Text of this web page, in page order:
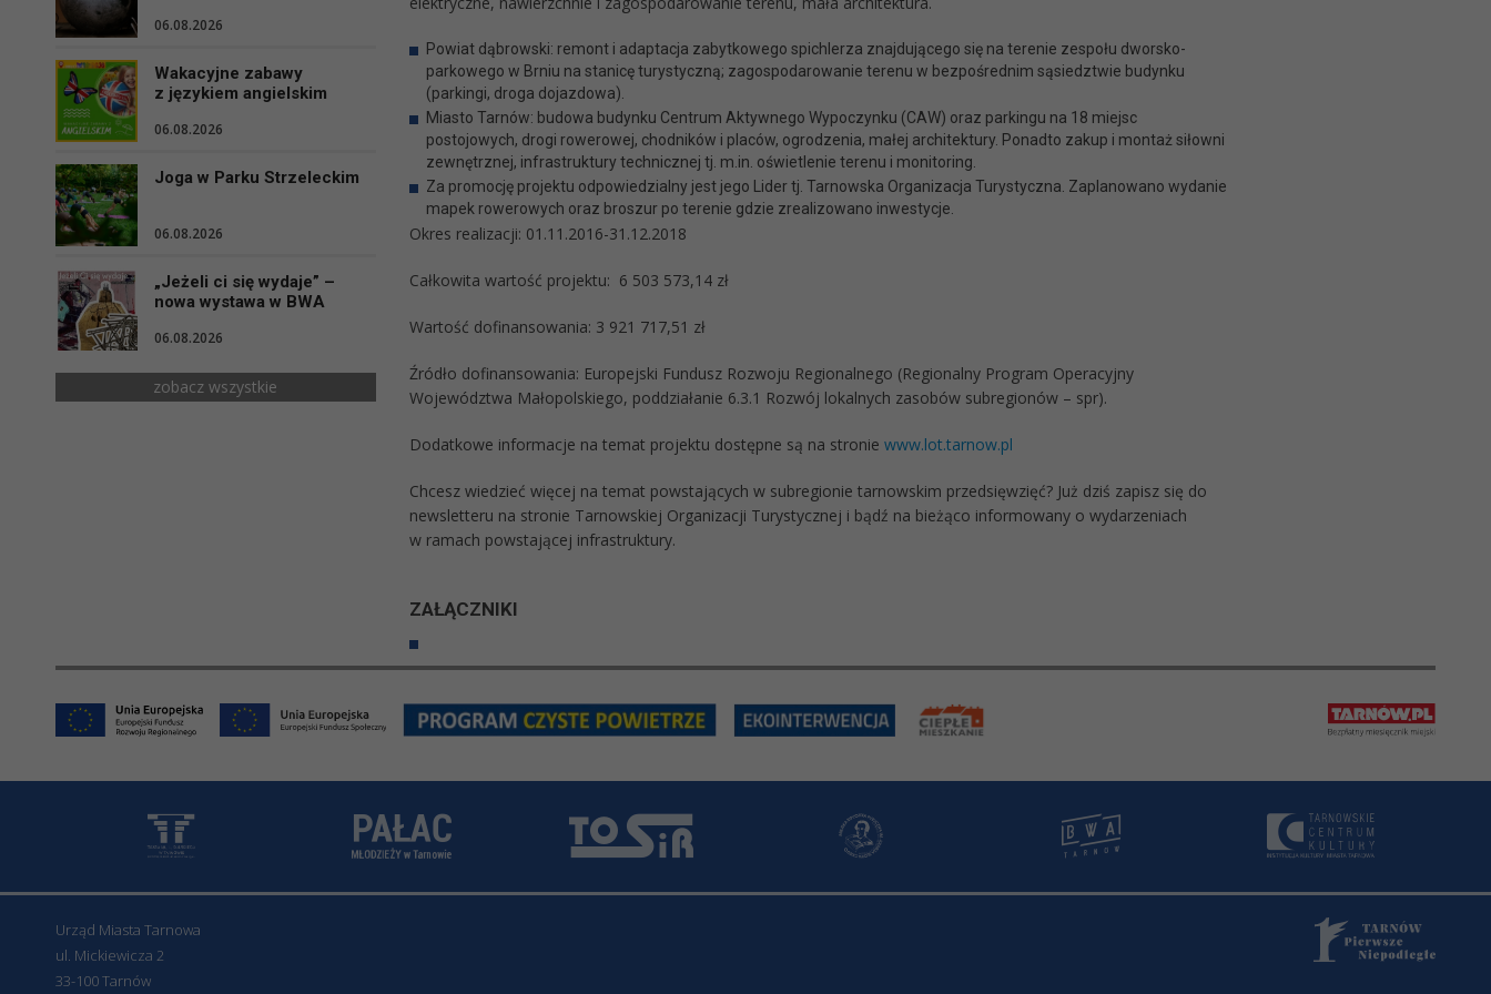
06.08.2026
Wakacyjne zabawy
z językiem angielskim
06.08.2026
Joga w Parku Strzeleckim
06.08.2026
„Jeżeli ci się wydaje” –
nowa wystawa w BWA
06.08.2026
zobacz wszystkie
Powiat dąbrowski: remont i adaptacja zabytkowego spichlerza znajdującego się na terenie zespołu dworsko-
parkowego w Brniu na stanicę turystyczną; zagospodarowanie terenu w bezpośrednim sąsiedztwie budynku
(parkingi, droga dojazdowa).
Miasto Tarnów: budowa budynku Centrum Aktywnego Wypoczynku (CAW) oraz parkingu na 18 miejsc
postojowych, drogi rowerowej, chodników i placów, ogrodzenia, małej architektury. Ponadto zakup i montaż siłowni
zewnętrznej, infrastruktury technicznej tj. m.in. oświetlenie terenu i monitoring.
Za promocję projektu odpowiedzialny jest jego Lider tj. Tarnowska Organizacja Turystyczna. Zaplanowano wydanie
mapek rowerowych oraz broszur po terenie gdzie zrealizowano inwestycje.
Okres realizacji: 01.11.2016-31.12.2018
Całkowita wartość projektu: 6 503 573,14 zł
Wartość dofinansowania: 3 921 717,51 zł
Źródło dofinansowania: Europejski Fundusz Rozwoju Regionalnego (Regionalny Program Operacyjny
Województwa Małopolskiego, poddziałanie 6.3.1 Rozwój lokalnych zasobów subregionów – spr).
Dodatkowe informacje na temat projektu dostępne są na stronie www.lot.tarnow.pl
Chcesz wiedzieć więcej na temat powstających w subregionie tarnowskim przedsięwzięć? Już dziś zapisz się do
newsletteru na stronie Tarnowskiej Organizacji Turystycznej i bądź na bieżąco informowany o wydarzeniach
w ramach powstającej infrastruktury.
ZAŁĄCZNIKI
Urząd Miasta Tarnowa
ul. Mickiewicza 2
33-100 Tarnów